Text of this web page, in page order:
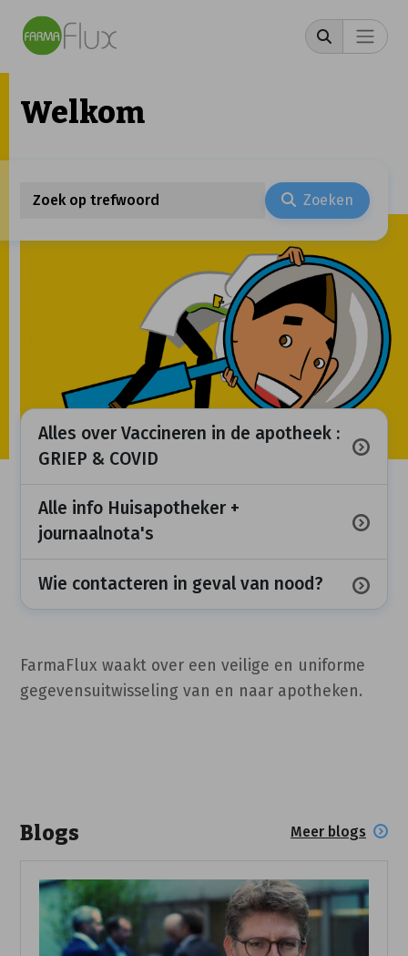
Welkom
FarmaFlux waakt over een veilige en uniforme
gegevensuitwisseling van en naar apotheken.
Alles over Vaccineren in de apotheek :
GRIEP & COVID
Alle info Huisapotheker +
journaalnota's
Wie contacteren in geval van nood?
Zoeken
Blogs Meer blogs